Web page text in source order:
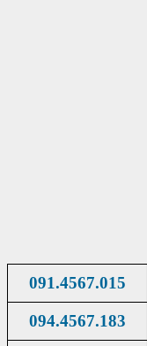
091.4567.015
094.4567.183